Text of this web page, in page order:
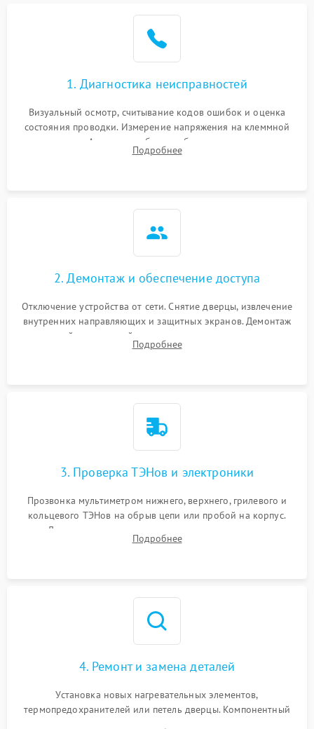
1. Диагностика неисправностей
Визуальный осмотр, считывание кодов ошибок и оценка
состояния проводки. Измерение напряжения на клеммной
колодке. Анализ жалоб на проблемы с нагревом,
конвекцией, панелью управления или блокировкой дверцы.
Подробнее
2. Демонтаж и обеспечение доступа
Отключение устройства от сети. Снятие дверцы, извлечение
внутренних направляющих и защитных экранов. Демонтаж
задней или верхней панели для прямого доступа к
нагревательным элементам, плате и вентиляторам.
Подробнее
3. Проверка ТЭНов и электроники
Прозвонка мультиметром нижнего, верхнего, грилевого и
кольцевого ТЭНов на обрыв цепи или пробой на корпус.
Диагностика термостата, датчиков температуры,
переключателя режимов и мотора конвекции.
Подробнее
4. Ремонт и замена деталей
Установка новых нагревательных элементов,
термопредохранителей или петель дверцы. Компонентный